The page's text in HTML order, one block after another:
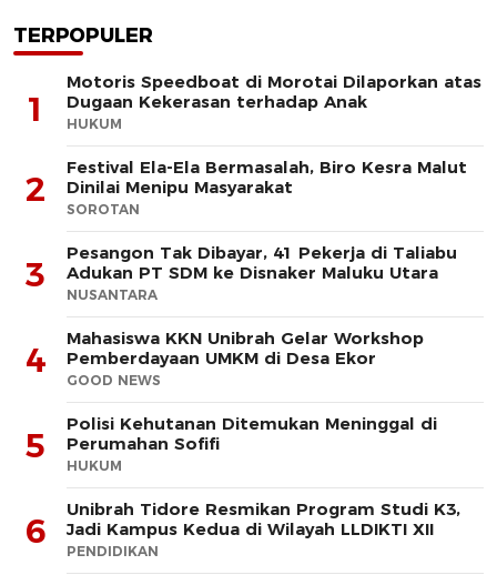
TERPOPULER
1
Motoris Speedboat di Morotai Dilaporkan atas
Dugaan Kekerasan terhadap Anak
HUKUM
2
Festival Ela-Ela Bermasalah, Biro Kesra Malut
Dinilai Menipu Masyarakat
SOROTAN
3
Pesangon Tak Dibayar, 41 Pekerja di Taliabu
Adukan PT SDM ke Disnaker Maluku Utara
NUSANTARA
4
Mahasiswa KKN Unibrah Gelar Workshop
Pemberdayaan UMKM di Desa Ekor
GOOD NEWS
5
Polisi Kehutanan Ditemukan Meninggal di
Perumahan Sofifi
HUKUM
6
Unibrah Tidore Resmikan Program Studi K3,
Jadi Kampus Kedua di Wilayah LLDIKTI XII
PENDIDIKAN